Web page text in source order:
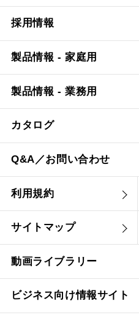
採用情報
製品情報 - 家庭用
製品情報 - 業務用
カタログ
Q&A／お問い合わせ
利用規約
サイトマップ
動画ライブラリー
ビジネス向け情報サイト